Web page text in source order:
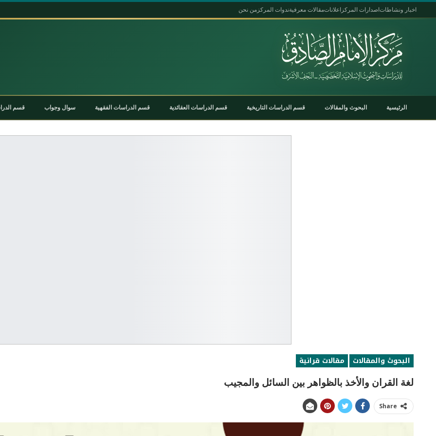
اخبار ونشاطات اصدارات المركز اعلاناتمقالات معرفيةندوات المركز من نحن
الرئيسية البحوث والمقالات قسم الدراسات التاريخية قسم الدراسات العقائدية قسم الدراسات الفقهية سوال وجواب قسم
البحوث والمقالات مقالات قرانية
لغة القران والأخذ بالظواهر بين السائل والمجيب
Share